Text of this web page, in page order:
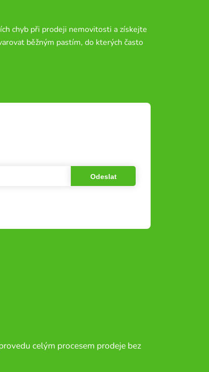
chyb při prodeji nemovitosti a získejte
běžným pastím, do kterých často
Odeslat
celým procesem prodeje bez